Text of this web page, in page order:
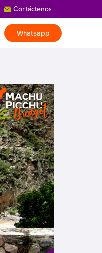
Contáctenos
Whatsapp